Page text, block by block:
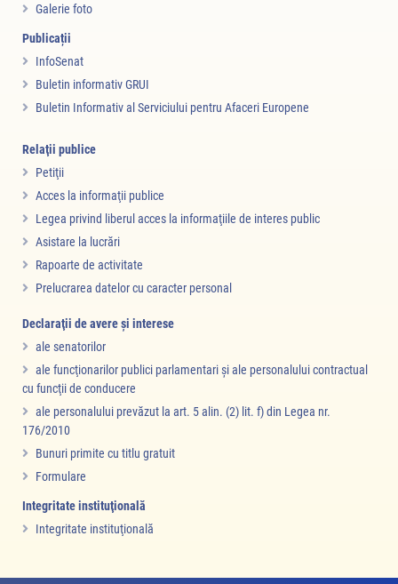
Galerie foto
Publicații
InfoSenat
Buletin informativ GRUI
Buletin Informativ al Serviciului pentru Afaceri Europene
Relaţii publice
Petiţii
Acces la informaţii publice
Legea privind liberul acces la informaţiile de interes public
Asistare la lucrări
Rapoarte de activitate
Prelucrarea datelor cu caracter personal
Declaraţii de avere şi interese
ale senatorilor
ale funcţionarilor publici parlamentari şi ale personalului contractual
cu funcţii de conducere
ale personalului prevăzut la art. 5 alin. (2) lit. f) din Legea nr.
176/2010
Bunuri primite cu titlu gratuit
Formulare
Integritate instituţională
Integritate instituţională